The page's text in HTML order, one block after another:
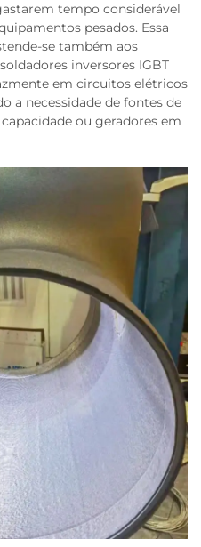
tempo considerável
pesados. Essa
se também aos
inversores IGBT
em circuitos elétricos
a necessidade de fontes de
ou geradores em